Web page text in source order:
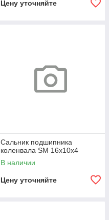
Цену уточняйте
Сальник подшипника
коленвала SM 16х10х4
В наличии
Цену уточняйте